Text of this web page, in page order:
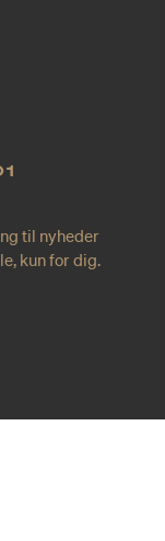
til nyheder
kun for dig.